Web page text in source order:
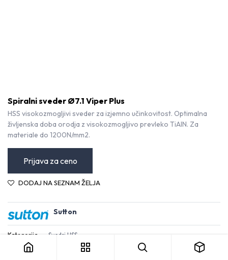
Spiralni sveder Ø7.1 Viper Plus
HSS visokozmogljivi sveder za izjemno učinkovitost. Optimalna
življenska doba orodja z visokozmogljivo prevleko TiAlN. Za
materiale do 1200N/mm2.
Prijava za ceno
DODAJ NA SEZNAM ŽELJA
Sutton
Kategorija: Svedri HSS
Pogoji in določila